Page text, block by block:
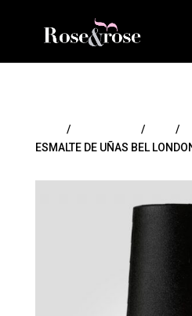
/ / /
ESMALTE DE UÑAS BEL